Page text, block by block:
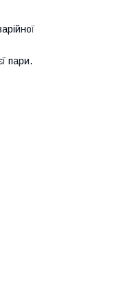
пари.